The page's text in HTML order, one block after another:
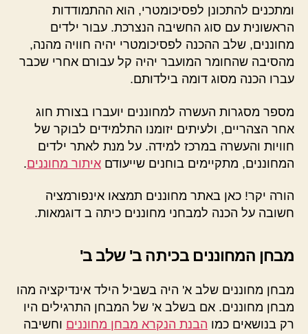
ומתכנים להתכונן לפסיכומטרי, הוא ההתמודדות
הראשונית עם סוג החשיבה הנצרכת. עבור ילדים
מחוננים, שלב ההכנה לפסיכומטרי יהיה חוויה מהנה,
מהסיבה שהחומר המועבר יהיה קל עבורם אחרי שכבר
עברו הכנה מסוג דומה בילדותם.
מספר מסגרות העשרה למחוננים יועברו בצורת חוג
אחר הצהריים, ולעיתים יזומנו התלמידים לבוקר של
חוויות והעשרה במרכז למידה. על מנת לאתר ילדים
המחוננים, מתקיימים בוחנים שייעודם איתור מחוננים.
הורה יקר! כאן באתר מחוננים תמצאו אינפורמציה
חשובה על הכנה למבחני מחוננים כיתה ב דוגמאות.
מבחן המחוננים בכיתה ב' שלב ב'
מבחן מחוננים שלב א' היה בשביל הילד אינדיקציה מהו
מבחן מחוננים. אם בשלב א' של המבחן התרגילים היו
רק בנושאים כמו הבנת הנקרא מבחן מחוננים וחשיבה